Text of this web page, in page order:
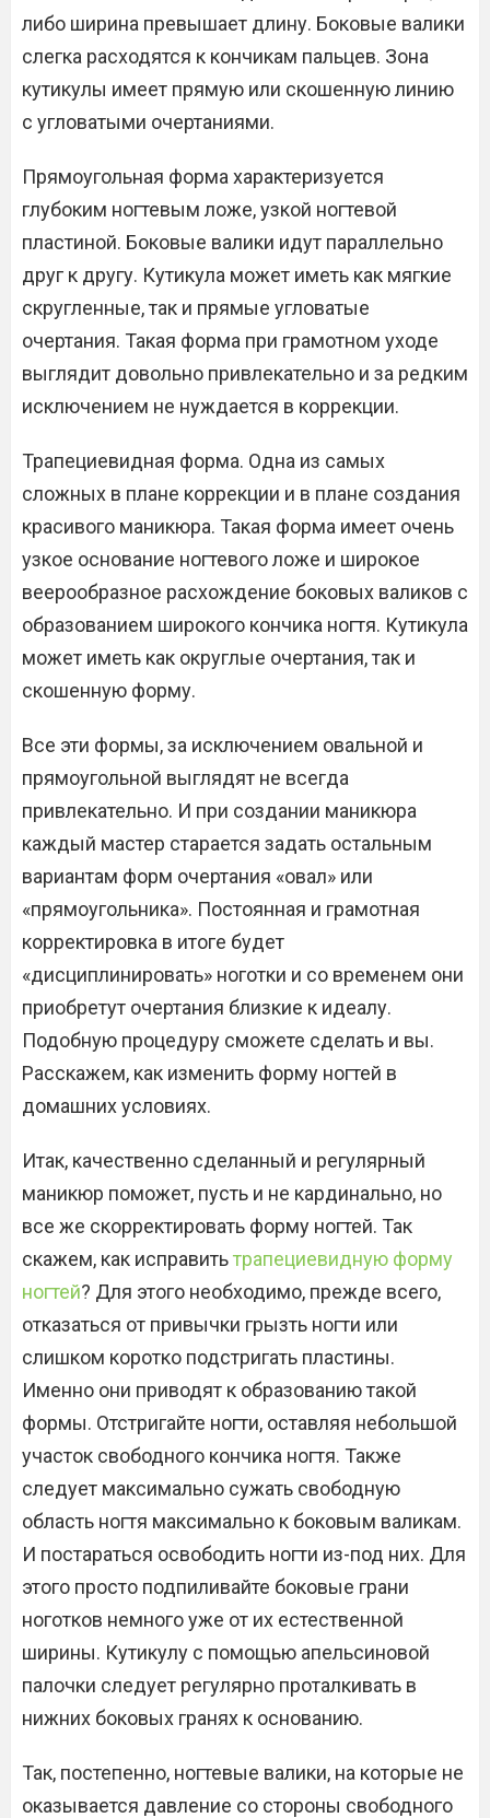
либо ширина превышает длину. Боковые валики
слегка расходятся к кончикам пальцев. Зона
кутикулы имеет прямую или скошенную линию
с угловатыми очертаниями.
Прямоугольная форма характеризуется
глубоким ногтевым ложе, узкой ногтевой
пластиной. Боковые валики идут параллельно
друг к другу. Кутикула может иметь как мягкие
скругленные, так и прямые угловатые
очертания. Такая форма при грамотном уходе
выглядит довольно привлекательно и за редким
исключением не нуждается в коррекции.
Трапециевидная форма. Одна из самых
сложных в плане коррекции и в плане создания
красивого маникюра. Такая форма имеет очень
узкое основание ногтевого ложе и широкое
веерообразное расхождение боковых валиков с
образованием широкого кончика ногтя. Кутикула
может иметь как округлые очертания, так и
скошенную форму.
Все эти формы, за исключением овальной и
прямоугольной выглядят не всегда
привлекательно. И при создании маникюра
каждый мастер старается задать остальным
вариантам форм очертания «овал» или
«прямоугольника». Постоянная и грамотная
корректировка в итоге будет
«дисциплинировать» ноготки и со временем они
приобретут очертания близкие к идеалу.
Подобную процедуру сможете сделать и вы.
Расскажем, как изменить форму ногтей в
домашних условиях.
Итак, качественно сделанный и регулярный
маникюр поможет, пусть и не кардинально, но
все же скорректировать форму ногтей. Так
скажем, как исправитьтрапециевидную форму
ногтей? Для этого необходимо, прежде всего,
отказаться от привычки грызть ногти или
слишком коротко подстригать пластины.
Именно они приводят к образованию такой
формы. Отстригайте ногти, оставляя небольшой
участок свободного кончика ногтя. Также
следует максимально сужать свободную
область ногтя максимально к боковым валикам.
И постараться освободить ногти из-под них. Для
этого просто подпиливайте боковые грани
ноготков немного уже от их естественной
ширины. Кутикулу с помощью апельсиновой
палочки следует регулярно проталкивать в
нижних боковых гранях к основанию.
Так, постепенно, ногтевые валики, на которые не
оказывается давление со стороны свободного